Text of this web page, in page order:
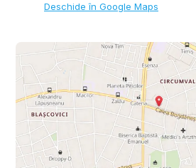
Deschide în Google Maps